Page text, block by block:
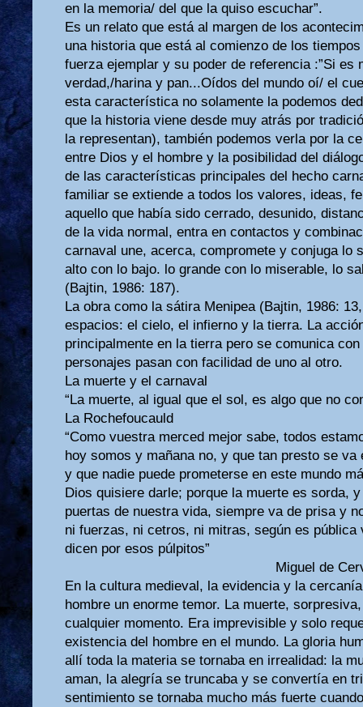
en la memoria/ del que la quiso escuchar”.
Es un relato que está al margen de los
una historia que está al comienzo de los
fuerza ejemplar y su poder de referencia :”Si es
verdad,/harina y pan...Oídos del mundo oí/ el
esta característica no solamente la podemos
que la historia viene desde muy atrás por
la representan), también podemos verla por la
entre Dios y el hombre y la posibilidad del
de las características principales del hecho
familiar se extiende a todos los valores, ideas,
aquello que había sido cerrado, desunido,
de la vida normal, entra en contactos y
carnaval une, acerca, compromete y conjuga lo
alto con lo bajo. lo grande con lo miserable, lo
(Bajtin, 1986: 187).
La obra como la sátira Menipea (Bajtin, 1986:
espacios: el cielo, el infierno y la tierra. La
principalmente en la tierra pero se comunica
personajes pasan con facilidad de uno al otro.
La muerte y el carnaval
“La muerte, al igual que el sol, es algo que no
La Rochefoucauld
“Como vuestra merced mejor sabe, todos
hoy somos y mañana no, y que tan presto se
y que nadie puede prometerse en este mundo
Dios quisiere darle; porque la muerte es sorda,
puertas de nuestra vida, siempre va de prisa y
ni fuerzas, ni cetros, ni mitras, según es
dicen por esos púlpitos”
Miguel de
En la cultura medieval, la evidencia y la
hombre un enorme temor. La muerte,
cualquier momento. Era imprevisible y solo
existencia del hombre en el mundo. La gloria
allí toda la materia se tornaba en irrealidad: la
aman, la alegría se truncaba y se convertía en
sentimiento se tornaba mucho más fuerte